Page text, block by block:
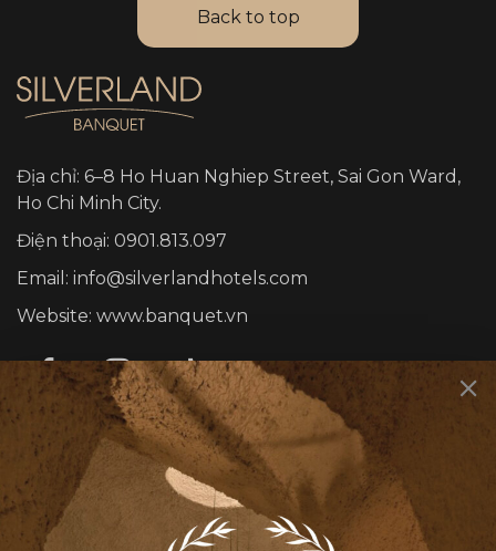
Back to top
Địa chỉ: 6–8 Ho Huan Nghiep Street, Sai Gon Ward,
Ho Chi Minh City.
Điện thoại: 0901.813.097
Email: info@silverlandhotels.com
Website: www.banquet.vn
DỊCH VỤ
Sự kiện cá nhân
Sự kiện công ty